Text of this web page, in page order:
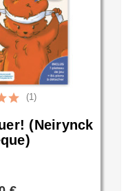
(Neirynck
(1)